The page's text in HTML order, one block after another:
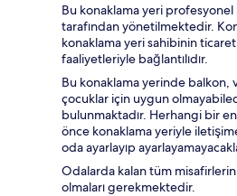
Bu konaklama yeri
tarafından yönetilmektedir.
konaklama yeri sahibinin
faaliyetleriyle bağlantılıdır.
Bu konaklama yerinde balkon,
çocuklar için uygun
bulunmaktadır. Herhangi bir
önce konaklama yeriyle
oda ayarlayıp
Odalarda kalan tüm misafirlerin
olmaları gerekmektedir.